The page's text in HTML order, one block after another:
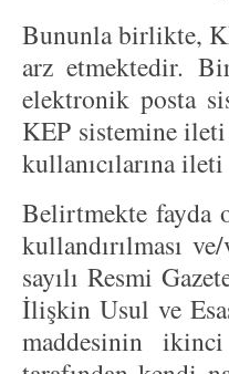
Bununla birlikte,
arz etmektedir.
elektronik posta
KEP sistemine ileti
kullanıcılarına
Belirtmekte fayda
kullandırılması
sayılı Resmi
İlişkin Usul ve
maddesinin